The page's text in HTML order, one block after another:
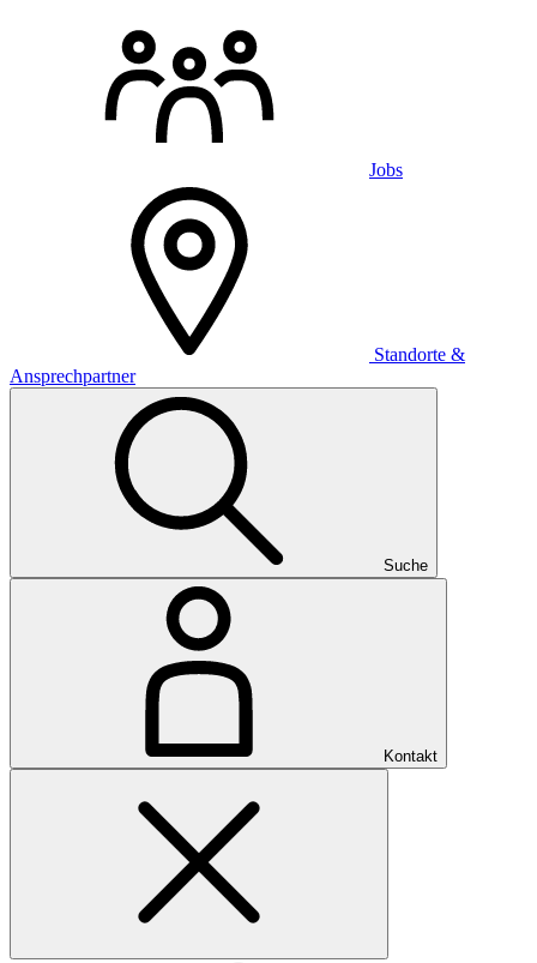
Jobs
Standorte &
Ansprechpartner
Suche
Kontakt